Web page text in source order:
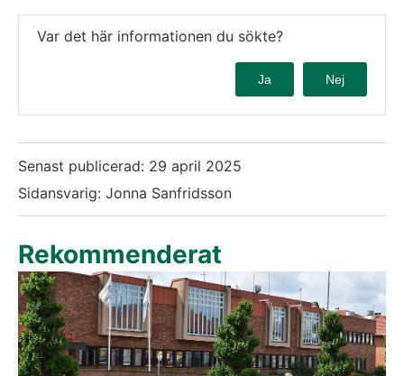
Var det här informationen du sökte?
Ja Nej
Senast publicerad: 29 april 2025
Sidansvarig: Jonna Sanfridsson
Rekommenderat